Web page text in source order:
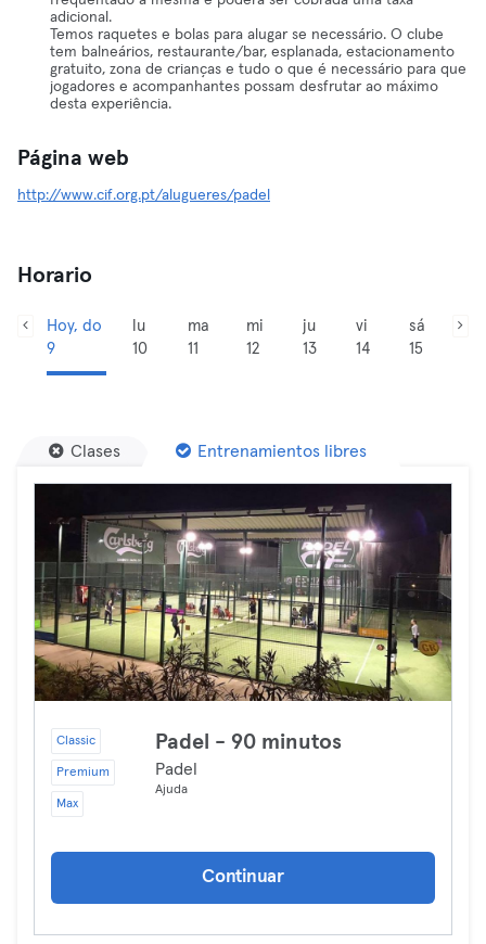
adicional.
Temos raquetes e bolas para alugar se necessário. O clube
tem balneários, restaurante/bar, esplanada, estacionamento
gratuito, zona de crianças e tudo o que é necessário para que
jogadores e acompanhantes possam desfrutar ao máximo
desta experiência.
Página web
http://www.cif.org.pt/alugueres/padel
Horario
Hoy, do
9
lu
10
ma
11
mi
12
ju
13
vi
14
sá
15
Clases Entrenamientos libres
Classic
Premium
Max
Padel - 90 minutos
Padel
Ajuda
Continuar